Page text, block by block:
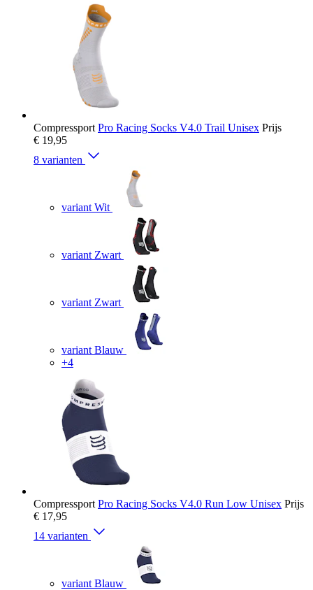
Compressport Pro Racing Socks V4.0 Trail Unisex Prijs
€ 19,95
8 varianten
variant Wit
variant Zwart
variant Zwart
variant Blauw
+4
Compressport Pro Racing Socks V4.0 Run Low Unisex Prijs
€ 17,95
14 varianten
variant Blauw